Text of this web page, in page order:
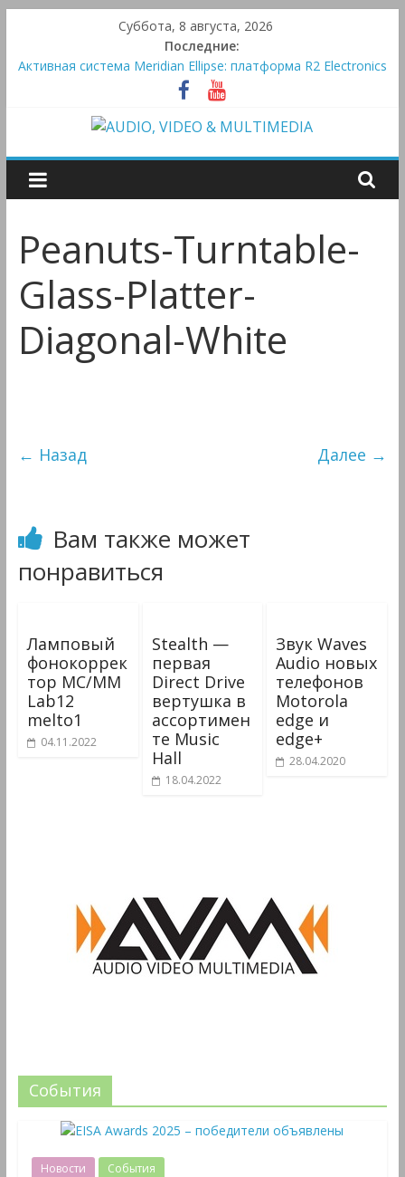
content
Суббота, 8 августа, 2026
Последние:
Victrola Automatic — традиционный виниловый автомат,
дополненный Bluetooth
Активная система Meridian Ellipse: платформа R2 Electronics
Bluetooth-колонки Marshall Emberton III и Willen II:
Преамп Schiit Saga 2: лестничная громкость, пассивный или
активный класс А
AUDIO,
VIDEO
&
MULTIMEDIA
Аудио,
Peanuts-Turntable-
Glass-Platter-
Diagonal-White
← Назад Далее →
Вам также может
понравиться
Ламповый
фонокоррек
тор MC/MM
Lab12
melto1
04.11.2022
Stealth —
первая
Direct Drive
вертушка в
ассортимен
те Music
Hall
18.04.2022
Звук Waves
Audio новых
телефонов
Motorola
edge и
edge+
28.04.2020
События
Новости События